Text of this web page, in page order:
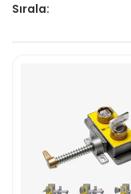
Sırala: